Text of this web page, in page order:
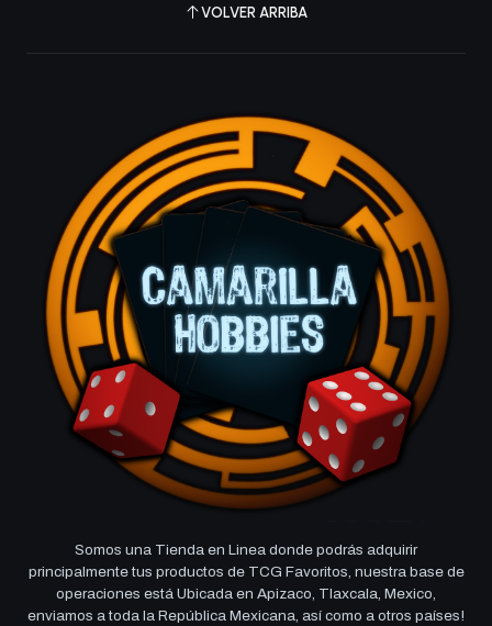
VOLVER ARRIBA
Somos una Tienda en Linea donde podrás adquirir
principalmente tus productos de TCG Favoritos, nuestra base de
operaciones está Ubicada en Apizaco, Tlaxcala, Mexico,
enviamos a toda la República Mexicana, así como a otros países!